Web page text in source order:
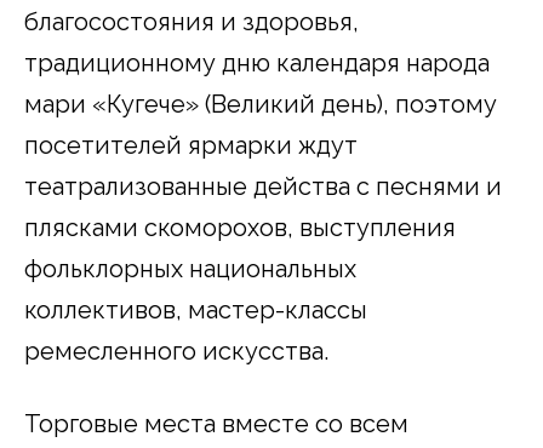
благосостояния и здоровья,
традиционному дню календаря народа
мари «Кугече» (Великий день), поэтому
посетителей ярмарки ждут
театрализованные действа с песнями и
плясками скоморохов, выступления
фольклорных национальных
коллективов, мастер-классы
ремесленного искусства.
Торговые места вместе со всем